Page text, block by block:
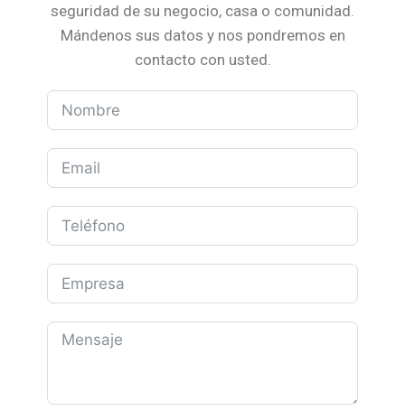
seguridad de su negocio, casa o comunidad.
Mándenos sus datos y nos pondremos en
contacto con usted.